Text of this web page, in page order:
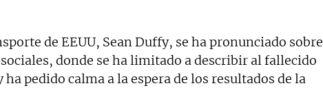
de EEUU, Sean Duffy, se ha pronunciado sobre
donde se ha limitado a describir al fallecido
pedido calma a la espera de los resultados de la